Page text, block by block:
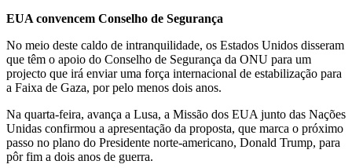
EUA convencem Conselho de Segurança
No meio deste caldo de intranquilidade, os Estados Unidos disseram
que têm o apoio do Conselho de Segurança da ONU para um
projecto que irá enviar uma força internacional de estabilização para
a Faixa de Gaza, por pelo menos dois anos.
Na quarta-feira, avança a Lusa, a Missão dos EUA junto das Nações
Unidas confirmou a apresentação da proposta, que marca o próximo
passo no plano do Presidente norte-americano, Donald Trump, para
pôr fim a dois anos de guerra.